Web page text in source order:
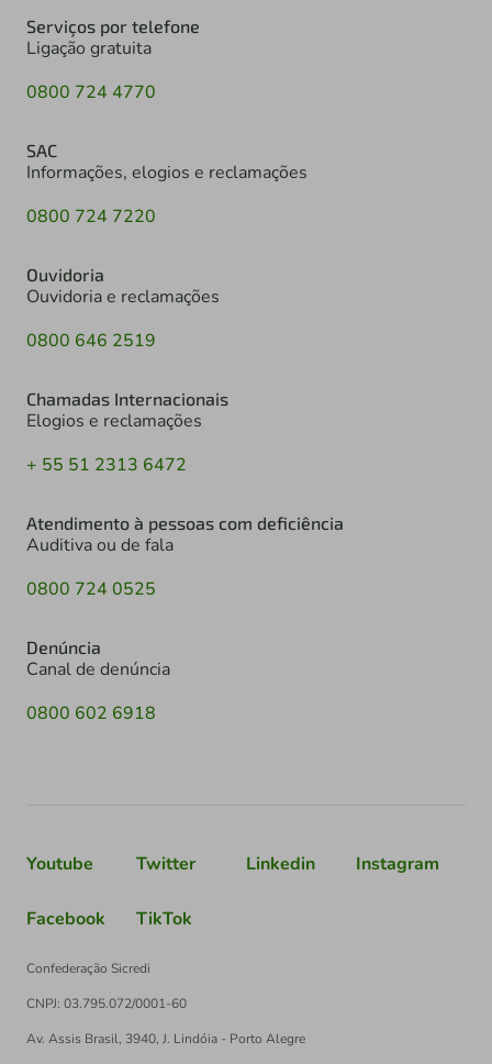
Serviços por telefone
Ligação gratuita
0800 724 4770
SAC
Informações, elogios e reclamações
0800 724 7220
Ouvidoria
Ouvidoria e reclamações
0800 646 2519
Chamadas Internacionais
Elogios e reclamações
+ 55 51 2313 6472
Atendimento à pessoas com deficiência
Auditiva ou de fala
0800 724 0525
Denúncia
Canal de denúncia
0800 602 6918
Youtube Twitter Linkedin Instagram
Facebook TikTok
Confederação Sicredi
CNPJ: 03.795.072/0001-60
Av. Assis Brasil, 3940, J. Lindóia - Porto Alegre